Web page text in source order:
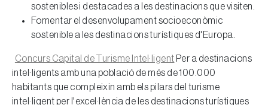
sostenibles i destacades a les destinacions que visiten.
Fomentar el desenvolupament socioeconòmic
sostenible a les destinacions turístiques d'Europa.
Concurs Capital de Turisme Intel·ligent Per a destinacions
intel·ligents amb una població de més de 100.000
habitants que compleixin amb els pilars del turisme
intel·ligent per l'excel·lència de les destinacions turístiques